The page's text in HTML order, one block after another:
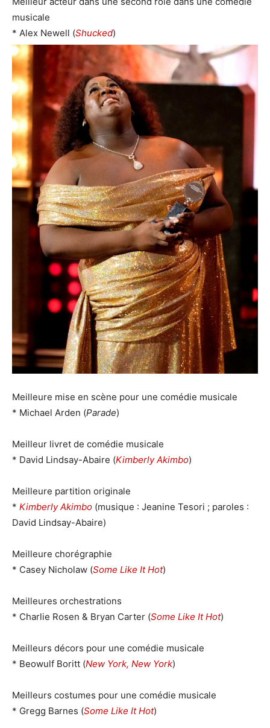
musicale
* Alex Newell (Shucked)
Meilleure mise en scène pour une comédie musicale
* Michael Arden (Parade)
Meilleur livret de comédie musicale
* David Lindsay-Abaire (Kimberly Akimbo)
Meilleure partition originale
* Kimberly Akimbo (musique : Jeanine Tesori ; paroles :
David Lindsay-Abaire)
Meilleure chorégraphie
* Casey Nicholaw (Some Like It Hot)
Meilleures orchestrations
* Charlie Rosen & Bryan Carter (Some Like It Hot)
Meilleurs décors pour une comédie musicale
* Beowulf Boritt (New York, New York)
Meilleurs costumes pour une comédie musicale
* Gregg Barnes (Some Like It Hot)